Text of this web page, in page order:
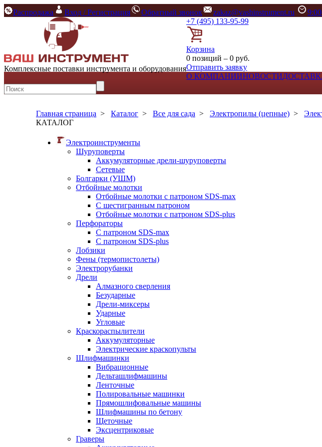
Распродажа Вход / Регистрация Обратный звонок zakaz@vashinstrument.ru
Комплексные поставки инструмента и оборудования
+7 (495) 133-95-99
Корзина
0 позиций – 0 руб.
Отправить заявку
О КОМПАНИИНОВОСТИ
Главная страница > Каталог > Все для сада > Электропилы (цепные) >
КАТАЛОГ
Электроинструменты
Шуруповерты
Аккумуляторные дрели-шуруповерты
Сетевые
Болгарки (УШМ)
Отбойные молотки
Отбойные молотки с патроном SDS-max
С шестигранным патроном
Отбойные молотки с патроном SDS-plus
Перфораторы
С патроном SDS-max
С патроном SDS-plus
Лобзики
Фены (термопистолеты)
Электрорубанки
Дрели
Алмазного сверления
Безударные
Дрели-миксеры
Ударные
Угловые
Краскораспылители
Аккумуляторные
Электрические краскопульты
Шлифмашинки
Вибрационные
Дельташлифмашины
Ленточные
Полировальные машинки
Прямошлифовальные машины
Шлифмашины по бетону
Щеточные
Эксцентриковые
Граверы